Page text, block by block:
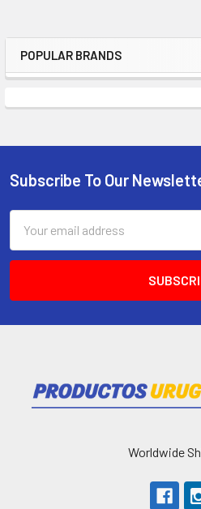
POPULAR BRANDS
Subscribe To Our
Address
Worldwide